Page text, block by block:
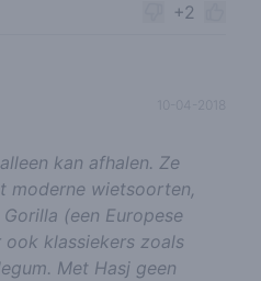
+2
kan afhalen. Ze
moderne wietsoorten,
(een Europese
ook klassiekers zoals
Met Hasj geen